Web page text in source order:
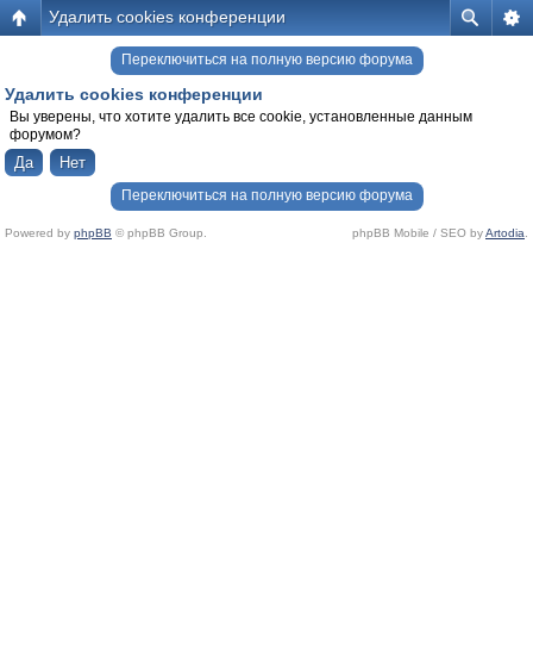
Удалить cookies конференции
Переключиться на полную версию форума
Удалить cookies конференции
Вы уверены, что хотите удалить все cookie, установленные данным
форумом?
Переключиться на полную версию форума
Powered by phpBB © phpBB Group. phpBB Mobile / SEO byArtodia